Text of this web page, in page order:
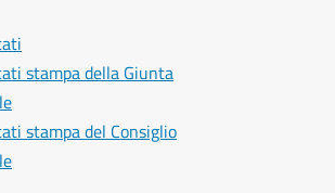
stampa della Giunta
stampa del Consiglio